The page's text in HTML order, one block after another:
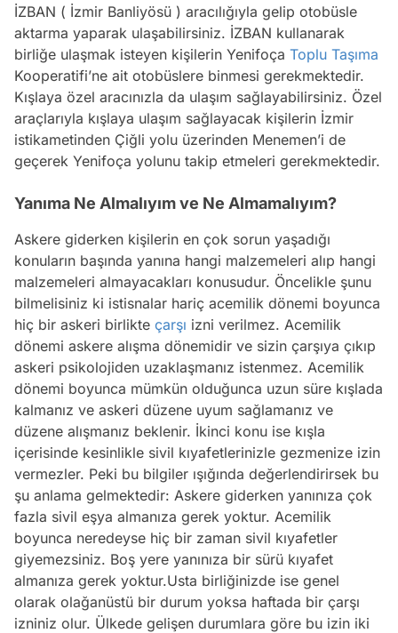
İZBAN ( İzmir Banliyösü ) aracılığıyla gelip otobüsle
aktarma yaparak ulaşabilirsiniz. İZBAN kullanarak
birliğe ulaşmak isteyen kişilerin Yenifoça Toplu Taşıma
Kooperatifi’ne ait otobüslere binmesi gerekmektedir.
Kışlaya özel aracınızla da ulaşım sağlayabilirsiniz. Özel
araçlarıyla kışlaya ulaşım sağlayacak kişilerin İzmir
istikametinden Çiğli yolu üzerinden Menemen’i de
geçerek Yenifoça yolunu takip etmeleri gerekmektedir.
Yanıma Ne Almalıyım ve Ne Almamalıyım?
Askere giderken kişilerin en çok sorun yaşadığı
konuların başında yanına hangi malzemeleri alıp hangi
malzemeleri almayacakları konusudur. Öncelikle şunu
bilmelisiniz ki istisnalar hariç acemilik dönemi boyunca
hiç bir askeri birlikte çarşı izni verilmez. Acemilik
dönemi askere alışma dönemidir ve sizin çarşıya çıkıp
askeri psikolojiden uzaklaşmanız istenmez. Acemilik
dönemi boyunca mümkün olduğunca uzun süre kışlada
kalmanız ve askeri düzene uyum sağlamanız ve
düzene alışmanız beklenir. İkinci konu ise kışla
içerisinde kesinlikle sivil kıyafetlerinizle gezmenize izin
vermezler. Peki bu bilgiler ışığında değerlendirirsek bu
şu anlama gelmektedir: Askere giderken yanınıza çok
fazla sivil eşya almanıza gerek yoktur. Acemilik
boyunca neredeyse hiç bir zaman sivil kıyafetler
giyemezsiniz. Boş yere yanınıza bir sürü kıyafet
almanıza gerek yoktur.Usta birliğinizde ise genel
olarak olağanüstü bir durum yoksa haftada bir çarşı
izniniz olur. Ülkede gelişen durumlara göre bu izin iki